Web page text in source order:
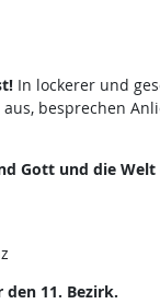
In lockerer und
besprechen
Gott und die
den 11. Bezirk.